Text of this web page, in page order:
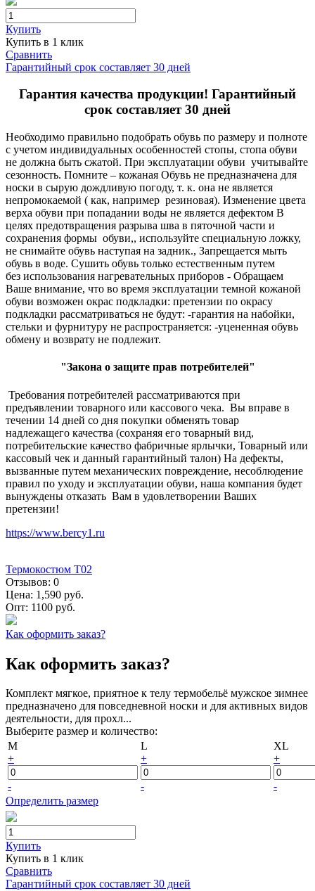
Купить
Купить в 1 клик
Сравнить
Гарантийный срок составляет 30 дней
Гарантия качества продукции! Гарантийный
срок составляет 30 дней
Необходимо правильно подобрать обувь по размеру и полноте
с учетом индивидуальных особенностей стопы, стопа обуви
не должна быть сжатой. При эксплуатации обуви учитывайте
сезонность. Помните – кожаная Обувь не предназначена для
носки в сырую дождливую погоду, т. к. она не является
непромокаемой ( как, например резиновая). Изменение цвета
верха обуви при попадании воды не является дефектом В
целях предотвращения разрыва шва в пяточной части и
сохранения формы обуви,, используйте специальную ложку,
не снимайте обувь наступая на задник., Запрещается мыть
обувь в воде. Сушить обувь только естественным путем
без использования нагревательных приборов - Обращаем
Ваше внимание, что во время эксплуатации темной кожаной
обуви возможен окрас подкладки: претензии по окрасу
подкладки рассматриваться не будут: -гарантия на набойки,
стельки и фурнитуру не распространяется: -уцененная обувь
обмену и возврату не подлежит.
"Закона о защите прав потребителей"
Требования потребителей рассматриваются при
предъявлении товарного или кассового чека. Вы вправе в
течении 14 дней со дня покупки обменять товар
надлежащего качества (сохраняя его товарный вид,
потребительские качество фабричные ярлычки, Товарный или
кассовый чек и данный гарантийный талон) На дефекты,
вызванные путем механических повреждение, несоблюдение
правил по уходу и эксплуатации обуви, наша компания будет
вынуждены отказать Вам в удовлетворении Ваших
претензии!
https://www.bercy1.ru
Термокостюм Т02
Отзывов: 0
Цена: 1,590 руб.
Опт: 1100 руб.
Как оформить заказ?
Как оформить заказ?
Комплект мягкое, приятное к телу термобельё мужское зимнее
предназначено для повседневной носки и для активных видов
деятельности, для прохл...
Выберите размер и количество:
M
+
-
L
+
-
XL
+
-
Определить размер
Купить
Купить в 1 клик
Сравнить
Гарантийный срок составляет 30 дней